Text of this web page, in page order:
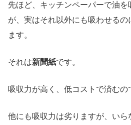
先ほど、キッチンペーパーで油
が、実はそれ以外にも吸わせるの
ます。
それは新聞紙です。
吸収力が高く、低コストで済むの
他にも吸収力は劣りますが、い